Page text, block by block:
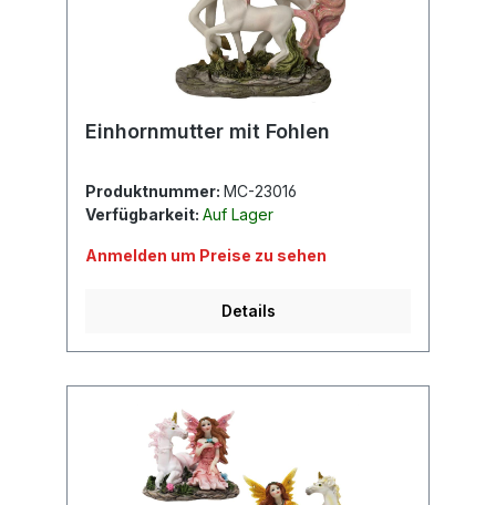
Einhornmutter mit Fohlen
Produktnummer: MC-23016
Verfügbarkeit: Auf Lager
Anmelden um Preise zu sehen
Details